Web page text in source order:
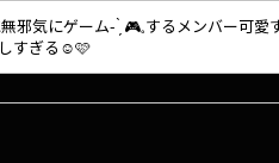
気にゲーム- ̗̀ 🎮𓈒するメンバー可
すぎる☺️🩷